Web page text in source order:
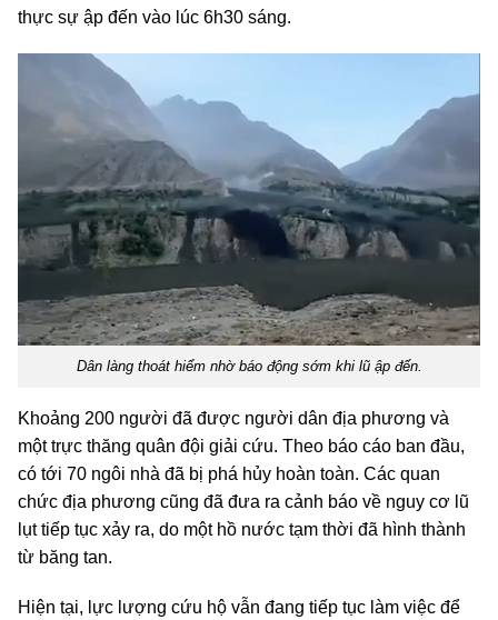
thực sự ập đến vào lúc 6h30 sáng.
Dân làng thoát hiểm nhờ báo động sớm khi lũ ập đến.
Khoảng 200 người đã được người dân địa phương và
một trực thăng quân đội giải cứu. Theo báo cáo ban đầu,
có tới 70 ngôi nhà đã bị phá hủy hoàn toàn. Các quan
chức địa phương cũng đã đưa ra cảnh báo về nguy cơ lũ
lụt tiếp tục xảy ra, do một hồ nước tạm thời đã hình thành
từ băng tan.
Hiện tại, lực lượng cứu hộ vẫn đang tiếp tục làm việc để